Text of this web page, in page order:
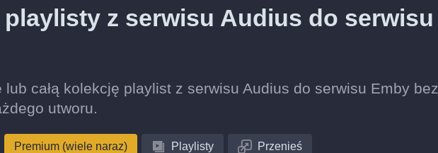
z serwisu Audius do serwisu
całą kolekcję playlist z serwisu Audius do serwisu Emby bez
utworu.
Premium (wiele naraz) Playlisty Przenieś